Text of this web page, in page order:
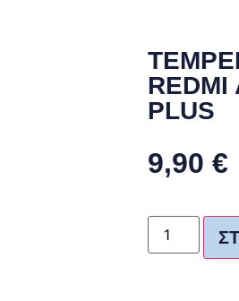
REDMI
PLUS
9,90 €